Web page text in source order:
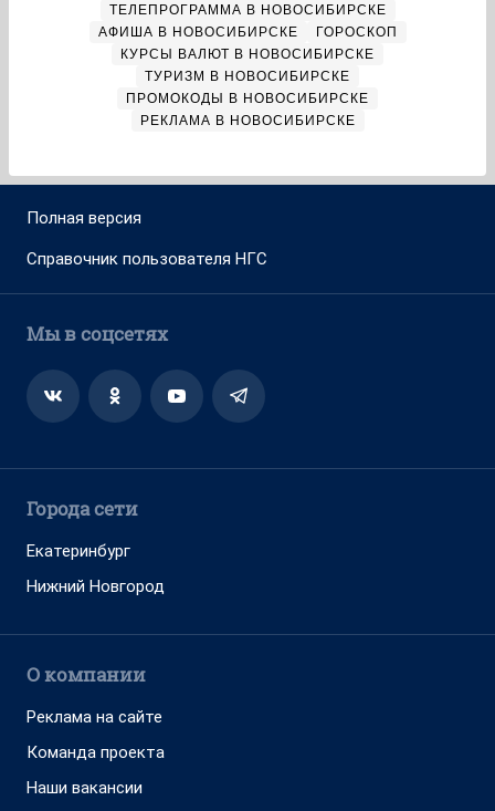
ТЕЛЕПРОГРАММА В НОВОСИБИРСКЕ
АФИША В НОВОСИБИРСКЕ
ГОРОСКОП
КУРСЫ ВАЛЮТ В НОВОСИБИРСКЕ
ТУРИЗМ В НОВОСИБИРСКЕ
ПРОМОКОДЫ В НОВОСИБИРСКЕ
РЕКЛАМА В НОВОСИБИРСКЕ
Полная версия
Справочник пользователя НГС
Мы в соцсетях
Города сети
Екатеринбург
Нижний Новгород
О компании
Реклама на сайте
Команда проекта
Наши вакансии